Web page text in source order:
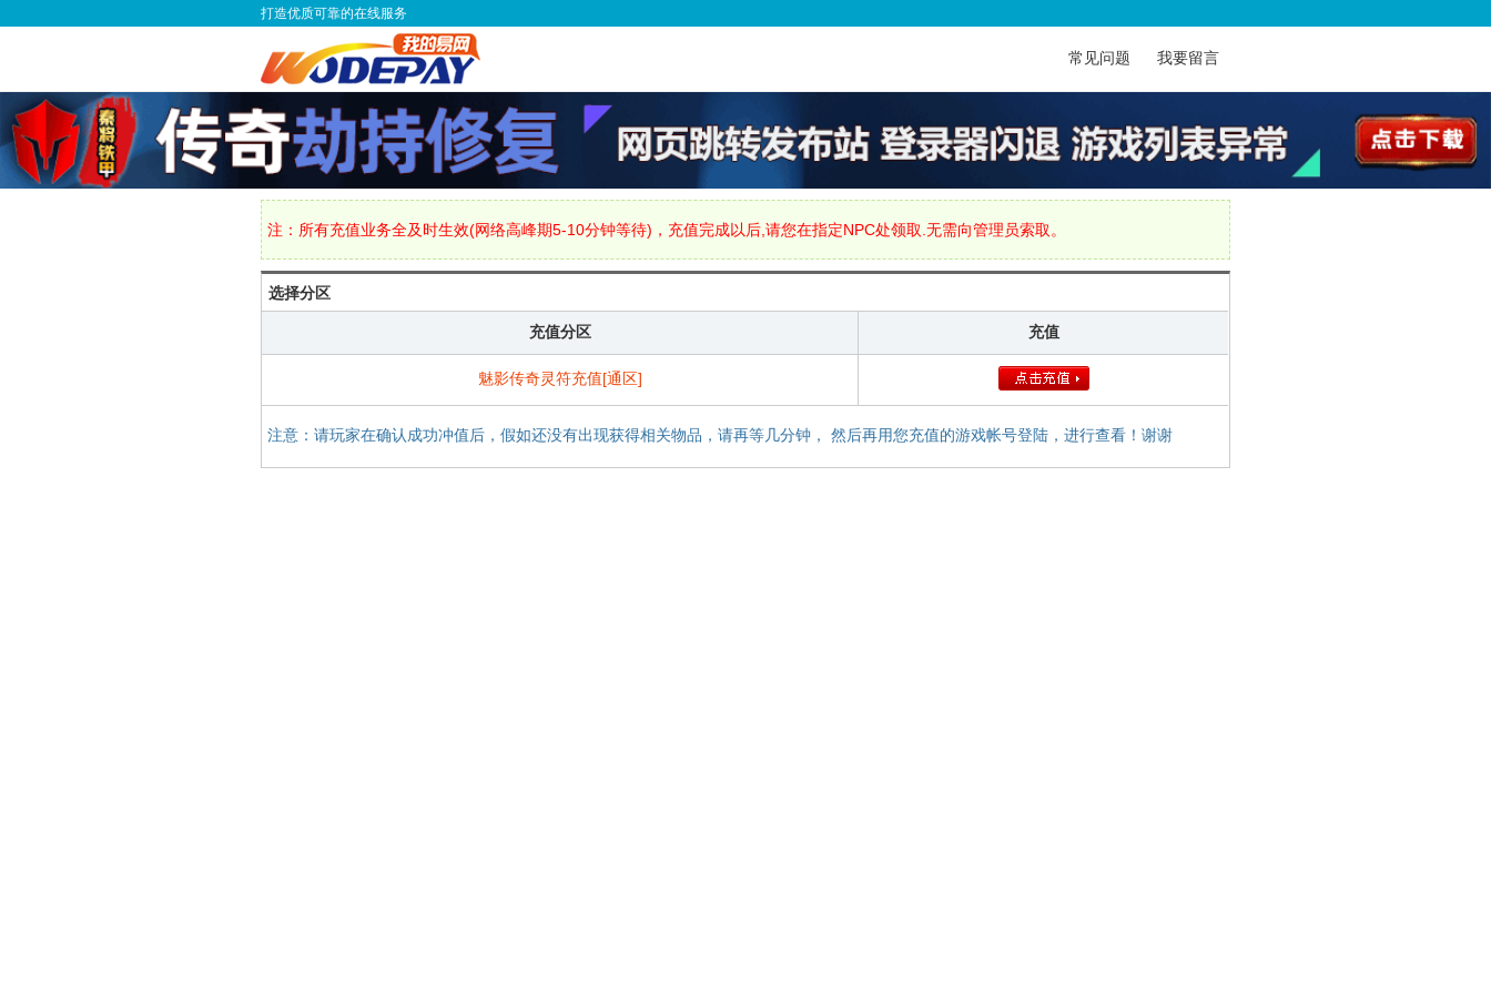
打造优质可靠的在线服务
常见问题 我要留言
注：所有充值业务全及时生效(网络高峰期5-10分钟等待)，充值完成以后,请您在指定NPC处领取.无需向管理员索取。
选择分区
充值分区 充值
魅影传奇灵符充值[通区]
注意：请玩家在确认成功冲值后，假如还没有出现获得相关物品，请再等几分钟， 然后再用您充值的游戏帐号登陆，进行查看！谢谢